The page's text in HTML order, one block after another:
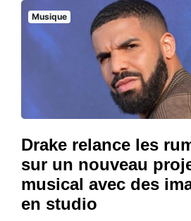
Musique
Drake relance les
sur un nouveau
musical avec des
en studio